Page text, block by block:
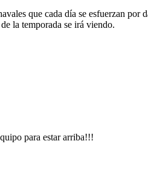
que cada día se esfuerzan por
la temporada se irá viendo.
para estar arriba!!!